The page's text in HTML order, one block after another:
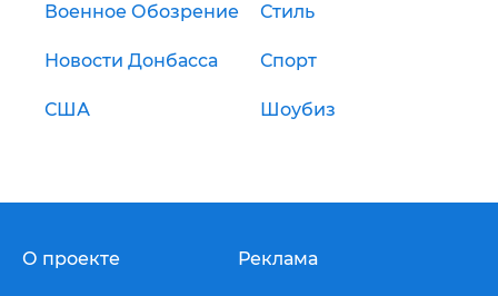
Военное Обозрение Стиль
Новости Донбасса Спорт
США Шоубиз
О проекте Реклама